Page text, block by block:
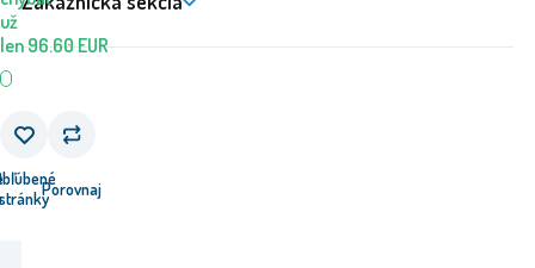
už
len96.60EUR
stránkyPorovnaj